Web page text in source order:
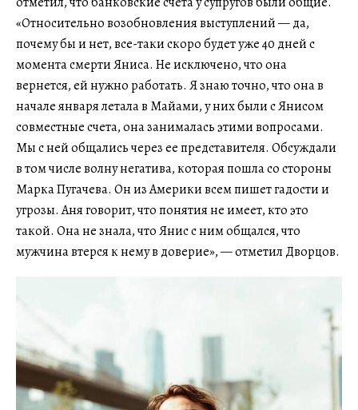
«Относительно возобновления выступлений — да,
почему бы и нет, все-таки скоро будет уже 40 дней с
момента смерти Яниса. Не исключено, что она
вернется, ей нужно работать. Я знаю точно, что она в
начале января летала в Майами, у них были с Янисом
совместные счета, она занималась этими вопросами.
Мы с ней общались через ее представителя. Обсуждали
в том числе волну негатива, которая пошла со стороны
Марка Пугачева. Он из Америки всем пишет гадости и
угрозы. Аня говорит, что понятия не имеет, кто это
такой. Она не знала, что Янис с ним общался, что
мужчина втерся к нему в доверие», — отметил Дворцов.